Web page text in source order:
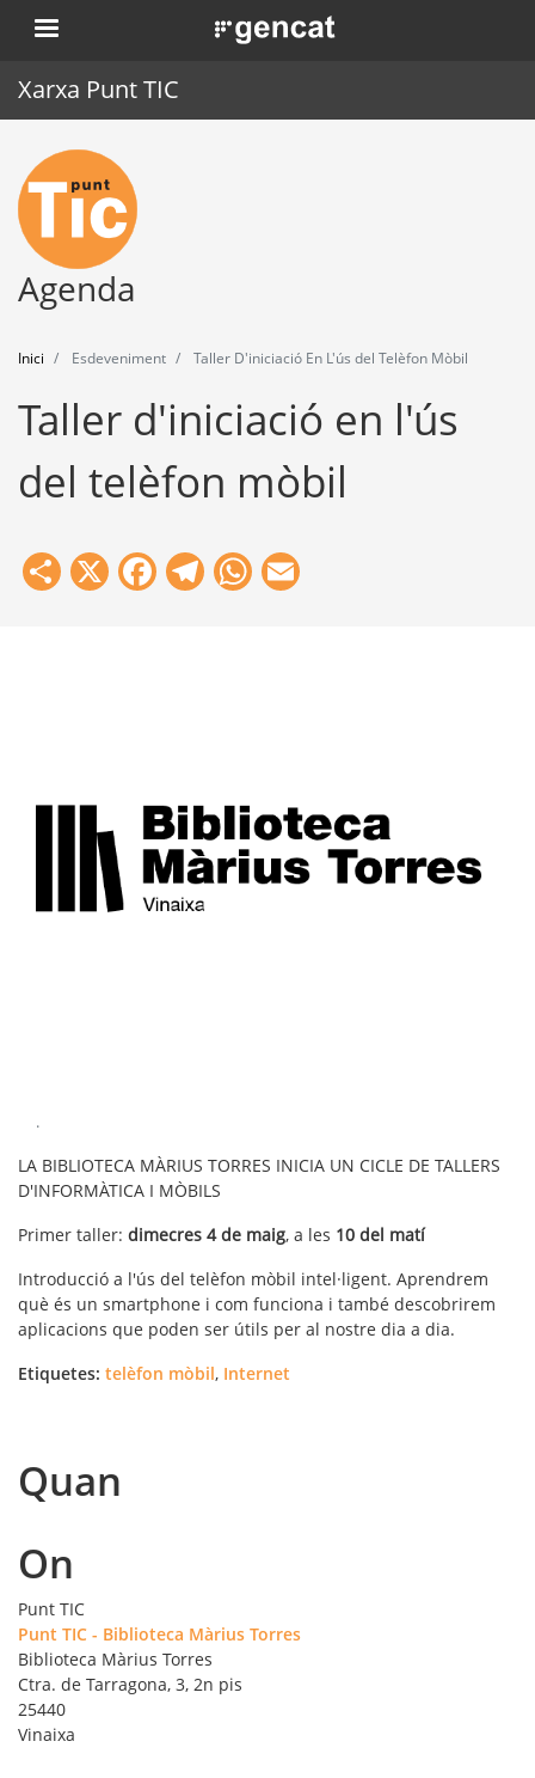
Vés
al
. Obre en una nova finestra.
Xarxa Punt TIC
Inici
Punt TIC
Actualitat
Eines
Agenda
Inici Esdeveniment Taller D'iniciació En L'ús del Telèfon Mòbil
Taller d'iniciació en l'ús
del telèfon mòbil
Share
X Facebook
Telegram
WhatsApp
.
LA BIBLIOTECA MÀRIUS TORRES INICIA UN CICLE DE TALLERS
D'INFORMÀTICA I MÒBILS
Primer taller: dimecres 4 de maig, a les 10 del matí
Introducció a l'ús del telèfon mòbil intel·ligent. Aprendrem
què és un smartphone i com funciona i també descobrirem
aplicacions que poden ser útils per al nostre dia a dia.
Etiquetes: telèfon mòbil, Internet
Quan
On
Punt TIC
Punt TIC - Biblioteca Màrius Torres
Biblioteca Màrius Torres
Ctra. de Tarragona, 3, 2n pis
25440
Vinaixa